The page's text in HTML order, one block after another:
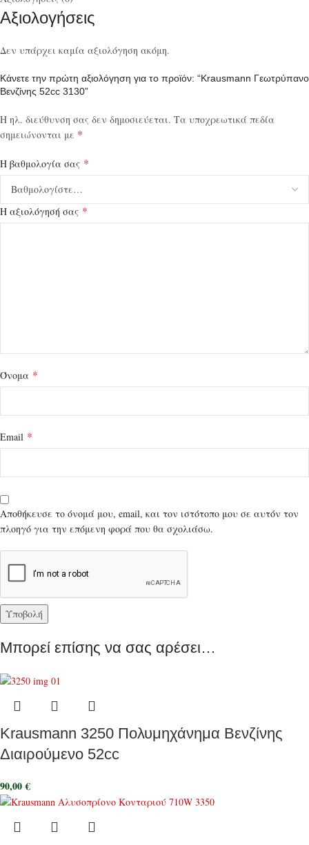
Αξιολογήσεις
Δεν υπάρχει καμία αξιολόγηση ακόμη.
Κάνετε την πρώτη αξιολόγηση για το προϊόν: “Krausmann Γεωτρύπανο
Βενζίνης 52cc 3130”
Η ηλ. διεύθυνση σας δεν δημοσιεύεται. Τα υποχρεωτικά πεδία
σημειώνονται με *
Η βαθμολογία σας *
Η αξιολόγησή σας *
Όνομα *
Email *
Αποθήκευσε το όνομά μου, email, και τον ιστότοπο μου σε αυτόν τον
πλοηγό για την επόμενη φορά που θα σχολιάσω.
Μπορεί επίσης να σας αρέσει…
Krausmann 3250 Πολυμηχάνημα Βενζίνης
Διαιρούμενο 52cc
90,00€